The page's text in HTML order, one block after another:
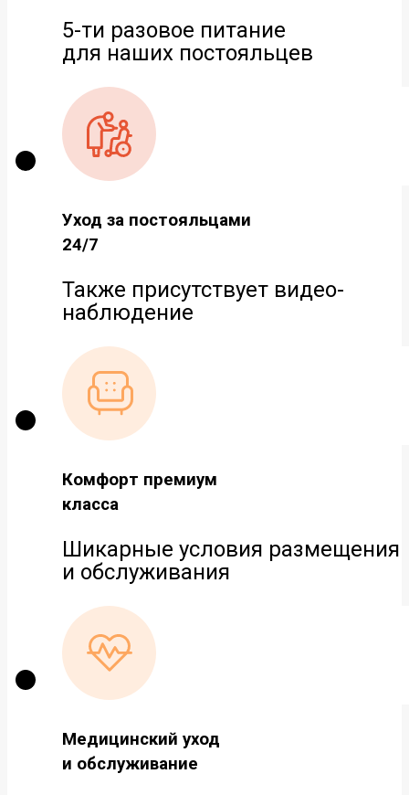
5-ти разовое питание
для наших постояльцев
Уход за постояльцами
24/7
Также присутствует видео-
наблюдение
Комфорт премиум
класса
Шикарные условия размещения
и обслуживания
Медицинский уход
и обслуживание